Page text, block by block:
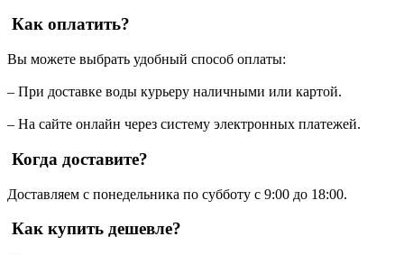
Как оплатить?
Вы можете выбрать удобный способ оплаты:
– При доставке воды курьеру наличными или картой.
– На сайте онлайн через систему электронных платежей.
Когда доставите?
Доставляем с понедельника по субботу с 9:00 до 18:00.
Как купить дешевле?